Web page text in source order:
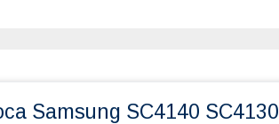
Samsung SC4140 SC4130